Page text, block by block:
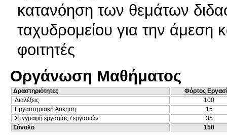
κατανόηση των θεμάτων
ταχυδρομείου για την άμεση
φοιτητές
Οργάνωση Μαθήματος
Δραστηριότητες
Φόρτος
Διαλέξεις
100
Εργαστηριακή Άσκηση
15
Συγγραφή εργασίας / εργασιών
35
Σύνολο
150